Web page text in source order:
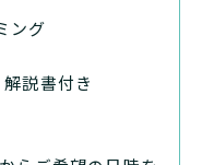
ング
説書付き